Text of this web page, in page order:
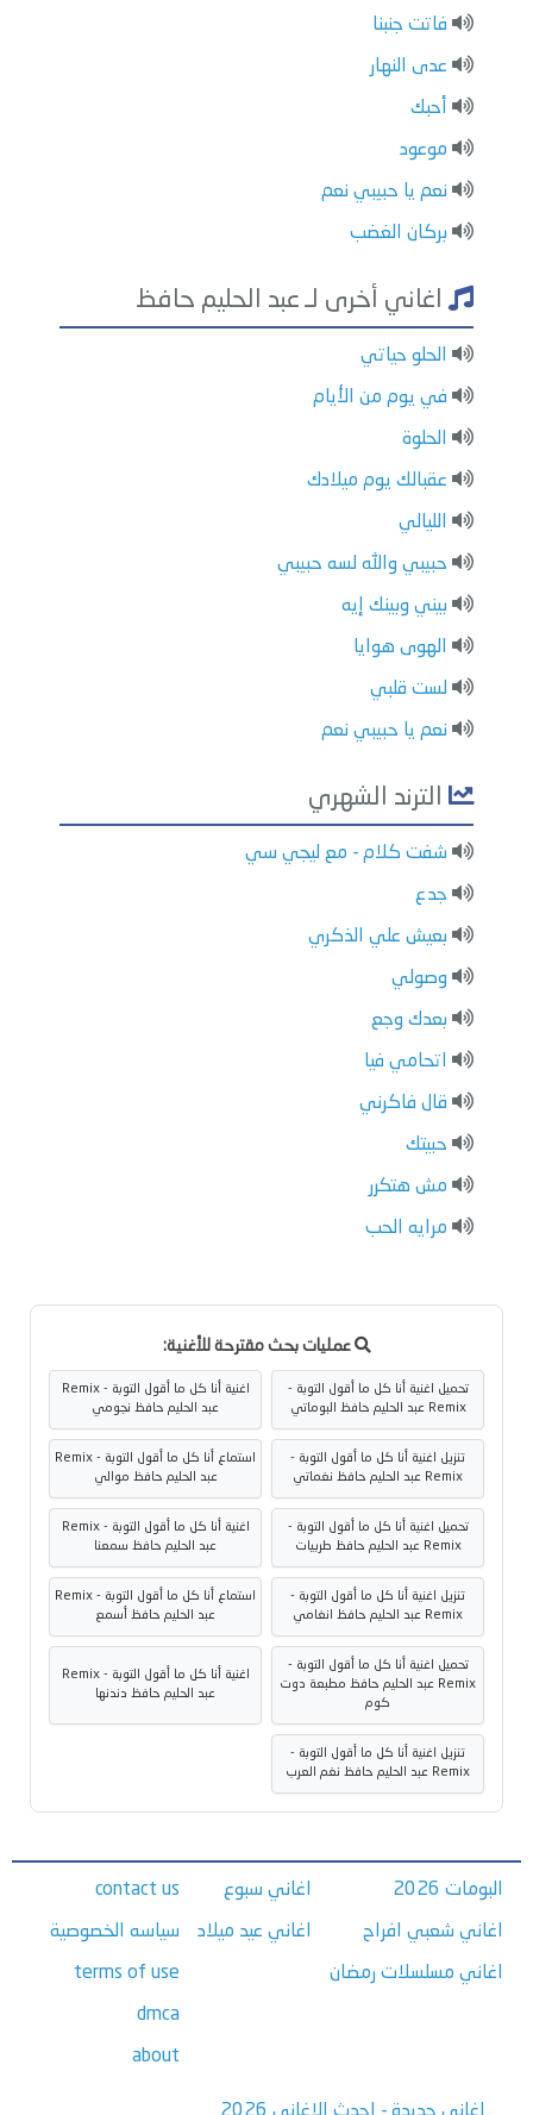
فاتت جنبنا
عدى النهار
أحبك
موعود
نعم يا حبيبي نعم
بركان الغضب
اغاني أخرى لـ عبد الحليم حافظ
الحلو حياتي
في يوم من الأيام
الحلوة
عقبالك يوم ميلادك
الليالي
حبيبي والله لسه حبيبي
بيني وبينك إيه
الهوى هوايا
لست قلبي
نعم يا حبيبي نعم
الترند الشهري
شفت كلام - مع ليجي سي
جدع
بعيش علي الذكري
وصولي
بعدك وجع
اتحامي فيا
قال فاكرني
حبيتك
مش هتكرر
مرايه الحب
عمليات بحث مقترحة للأغنية:
تحميل اغنية أنا كل ما أقول التوبة -
Remix عبد الحليم حافظ البوماتي
اغنية أنا كل ما أقول التوبة - Remix
عبد الحليم حافظ نجومي
تنزيل اغنية أنا كل ما أقول التوبة -
Remix عبد الحليم حافظ نغماتي
استماع أنا كل ما أقول التوبة - Remix
عبد الحليم حافظ موالي
تحميل اغنية أنا كل ما أقول التوبة -
Remix عبد الحليم حافظ طربيات
اغنية أنا كل ما أقول التوبة - Remix
عبد الحليم حافظ سمعنا
تنزيل اغنية أنا كل ما أقول التوبة -
Remix عبد الحليم حافظ انغامي
استماع أنا كل ما أقول التوبة - Remix
عبد الحليم حافظ أسمع
تحميل اغنية أنا كل ما أقول التوبة -
Remix عبد الحليم حافظ مطبعة دوت
كوم
اغنية أنا كل ما أقول التوبة - Remix
عبد الحليم حافظ دندنها
تنزيل اغنية أنا كل ما أقول التوبة -
Remix عبد الحليم حافظ نغم العرب
البومات 2026
اغاني شعبي افراح
اغاني مسلسلات رمضان
اغاني سبوع
اغاني عيد ميلاد
contact us
سياسه الخصوصية
terms of use
dmca
about